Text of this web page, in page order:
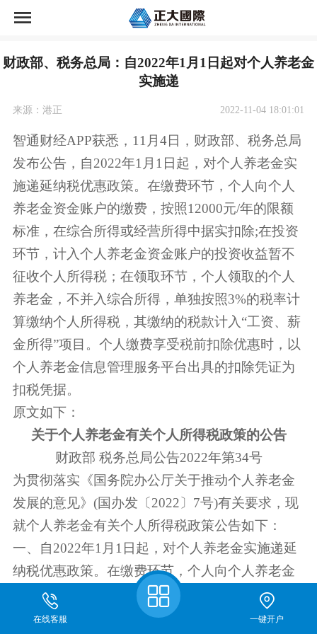
正大国际期货荣誉
正大国际期货开户
资讯中心
市场交易
关于公司
财政部、税务总局：自2022年1月1日起对个人养老金
实施递
来源：港正 2022-11-04 18:01:01
智通财经APP获悉，11月4日，财政部、税务总局
发布公告，自2022年1月1日起，对个人养老金实
施递延纳税优惠政策。在缴费环节，个人向个人
养老金资金账户的缴费，按照12000元/年的限额
标准，在综合所得或经营所得中据实扣除;在投资
环节，计入个人养老金资金账户的投资收益暂不
征收个人所得税；在领取环节，个人领取的个人
养老金，不并入综合所得，单独按照3%的税率计
算缴纳个人所得税，其缴纳的税款计入“工资、薪
金所得”项目。个人缴费享受税前扣除优惠时，以
个人养老金信息管理服务平台出具的扣除凭证为
扣税凭据。
原文如下：
关于个人养老金有关个人所得税政策的公告
财政部 税务总局公告2022年第34号
为贯彻落实《国务院办公厅关于推动个人养老金
发展的意见》(国办发〔2022〕7号)有关要求，现
就个人养老金有关个人所得税政策公告如下：
一、自2022年1月1日起，对个人养老金实施递延
纳税优惠政策。在缴费环节，个人向个人养老金
资金账户的缴费，按照12000元/年的限额标准，
在综合所得或经营所得中据实扣除;在投资环节，
在线客服 一键开户